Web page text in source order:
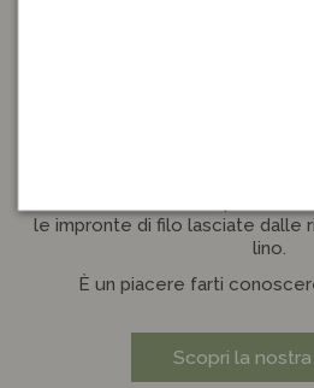
le impronte di filo lasciate dalle
lino.
È un piacere farti
Scopri la